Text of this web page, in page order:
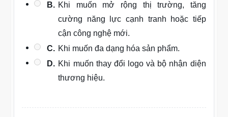
B. Khi muốn mở rộng thị trường, tăng
cường năng lực cạnh tranh hoặc tiếp
cận công nghệ mới.
C. Khi muốn đa dạng hóa sản phẩm.
D. Khi muốn thay đổi logo và bộ nhận diện
thương hiệu.